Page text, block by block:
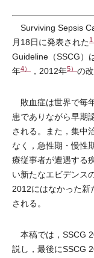
Surviving Sepsis
月18日に発表された1
Guideline（SSCG）
年4） ，2012年5） の
敗血症は世界で毎
患でありながら早期
される。また，集中
なく，急性期・慢性
療従事者が遭遇する
い新たなエビデンス
2012にはなかった新
される。
本稿では，SSCG
説し，最後にSSCG